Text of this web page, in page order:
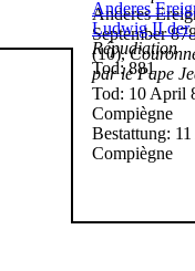
Anderes
September
(10),
par le Pape
Tod: 10 April
Compiègne
Bestattung:
Compiègne
Anderes
Ludwig II der
Répudiation
Tod: 881